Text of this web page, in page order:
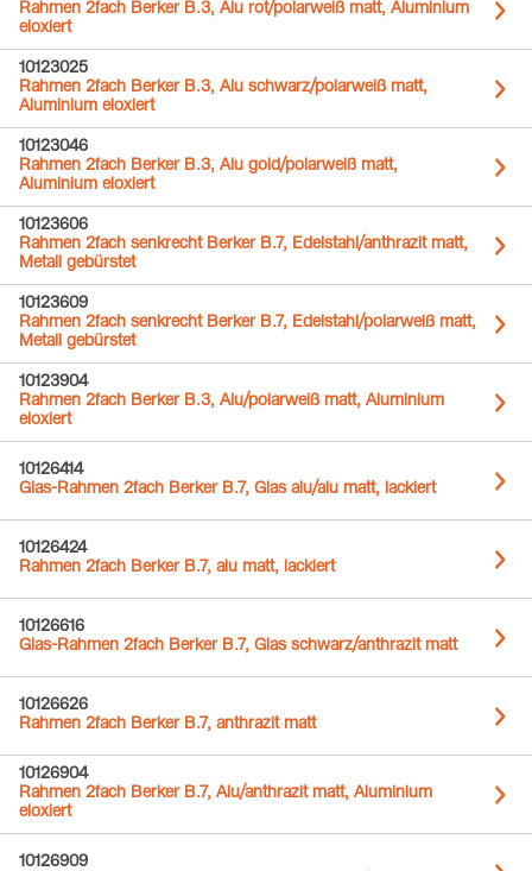
Rahmen 2fach Berker B.3, Alu rot/polarweiß matt, Aluminium
eloxiert
10123025
Rahmen 2fach Berker B.3, Alu schwarz/polarweiß matt,
Aluminium eloxiert
10123046
Rahmen 2fach Berker B.3, Alu gold/polarweiß matt,
Aluminium eloxiert
10123606
Rahmen 2fach senkrecht Berker B.7, Edelstahl/anthrazit matt,
Metall gebürstet
10123609
Rahmen 2fach senkrecht Berker B.7, Edelstahl/polarweiß matt,
Metall gebürstet
10123904
Rahmen 2fach Berker B.3, Alu/polarweiß matt, Aluminium
eloxiert
10126414
Glas-Rahmen 2fach Berker B.7, Glas alu/alu matt, lackiert
10126424
Rahmen 2fach Berker B.7, alu matt, lackiert
10126616
Glas-Rahmen 2fach Berker B.7, Glas schwarz/anthrazit matt
10126626
Rahmen 2fach Berker B.7, anthrazit matt
10126904
Rahmen 2fach Berker B.7, Alu/anthrazit matt, Aluminium
eloxiert
10126909